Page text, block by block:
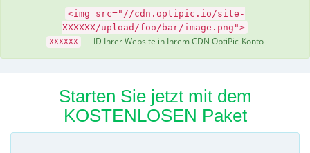
<img src="//cdn.optipic.io/site-
XXXXXX/upload/foo/bar/image.png">
XXXXXX — ID Ihrer Website in Ihrem CDN OptiPic-Konto
Starten Sie jetzt mit dem
KOSTENLOSEN Paket